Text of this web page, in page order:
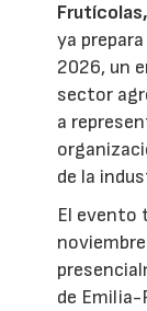
ya
2026, un
sector
a
de la
El evento
de Emilia-